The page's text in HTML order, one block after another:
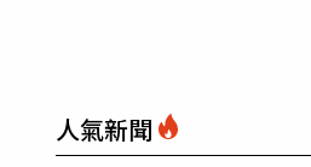
人氣新聞